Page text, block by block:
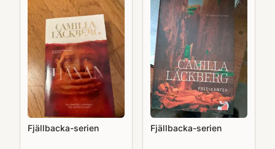
Fjällbacka-serien Fjällbacka-serien